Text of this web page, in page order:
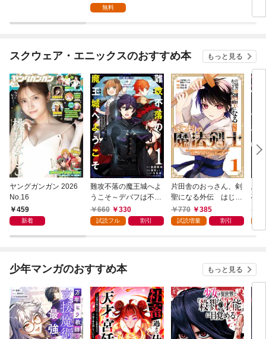
1
無料
スクウェア・エニックスのおすすめ本 もっと見る
ヤングガンガン 2026
No.16
459
新着
難攻不落の魔王城へよ
うこそ～デバフは不要
と勇者パーティーを追
い出された黒魔導士、
660 330
試読フル 割引
片田舎のおっさん、剣
聖になる外伝 はじま
りの魔法剣士 1巻
770 385
試読増量 割引
悪
破
叩
つ
か
少年マンガのおすすめ本 もっと見る